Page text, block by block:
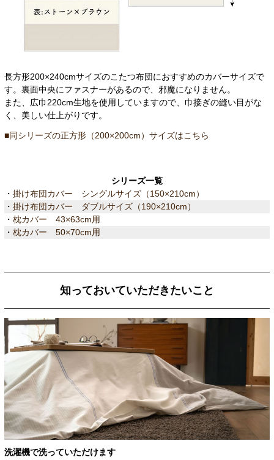
長方形200×240cmサイズのこたつ布団におすすめのカバーサイズで
す。裏面中央にファスナーがあるので、邪魔になりません。
また、広巾220cm生地を使用していますので、巾接ぎの縫い目がな
く、美しい仕上がりです。
■同シリーズの正方形（200×200cm）サイズはこちら
シリーズ一覧
・ 掛け布団カバー シングルサイズ（150×210cm）
・ 掛け布団カバー ダブルサイズ（190×210cm）
・ 枕カバー 43×63cm用
・ 枕カバー 50×70cm用
知っておいていただきたいこと
洗濯機で洗っていただけます